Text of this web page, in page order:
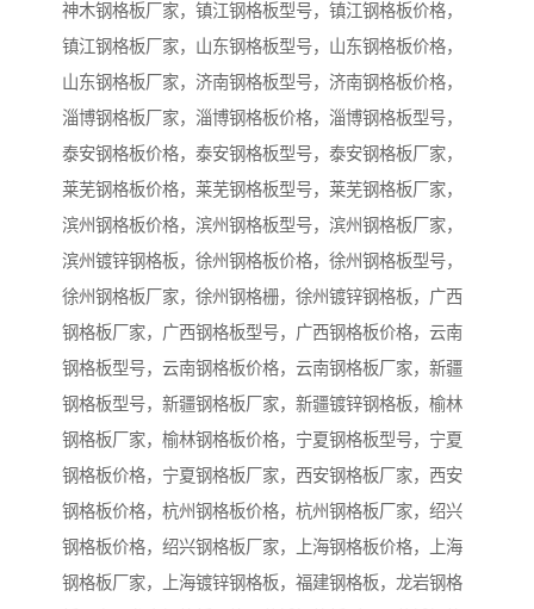
神木钢格板厂家，镇江钢格板型号，镇江钢格板价格，
镇江钢格板厂家，山东钢格板型号，山东钢格板价格，
山东钢格板厂家，济南钢格板型号，济南钢格板价格，
淄博钢格板厂家，淄博钢格板价格，淄博钢格板型号，
泰安钢格板价格，泰安钢格板型号，泰安钢格板厂家，
莱芜钢格板价格，莱芜钢格板型号，莱芜钢格板厂家，
滨州钢格板价格，滨州钢格板型号，滨州钢格板厂家，
滨州镀锌钢格板，徐州钢格板价格，徐州钢格板型号，
徐州钢格板厂家，徐州钢格栅，徐州镀锌钢格板，广西
钢格板厂家，广西钢格板型号，广西钢格板价格，云南
钢格板型号，云南钢格板价格，云南钢格板厂家，新疆
钢格板型号，新疆钢格板厂家，新疆镀锌钢格板，榆林
钢格板厂家，榆林钢格板价格，宁夏钢格板型号，宁夏
钢格板价格，宁夏钢格板厂家，西安钢格板厂家，西安
钢格板价格，杭州钢格板价格，杭州钢格板厂家，绍兴
钢格板价格，绍兴钢格板厂家，上海钢格板价格，上海
钢格板厂家，上海镀锌钢格板，福建钢格板，龙岩钢格